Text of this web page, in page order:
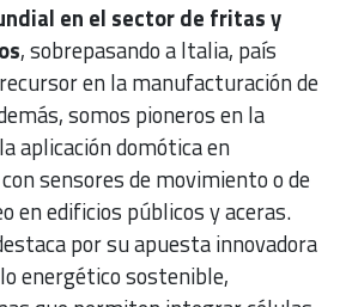
en el sector de fritas y
, sobrepasando a Italia, país
en la manufacturación de
somos pioneros en la
aplicación domótica en
sensores de movimiento o de
en edificios públicos y aceras.
por su apuesta innovadora
energético sostenible,